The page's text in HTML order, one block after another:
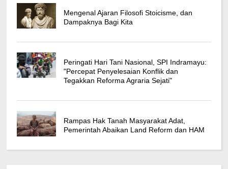
Mengenal Ajaran Filosofi Stoicisme, dan
Dampaknya Bagi Kita
Peringati Hari Tani Nasional, SPI Indramayu:
"Percepat Penyelesaian Konflik dan
Tegakkan Reforma Agraria Sejati"
Rampas Hak Tanah Masyarakat Adat,
Pemerintah Abaikan Land Reform dan HAM